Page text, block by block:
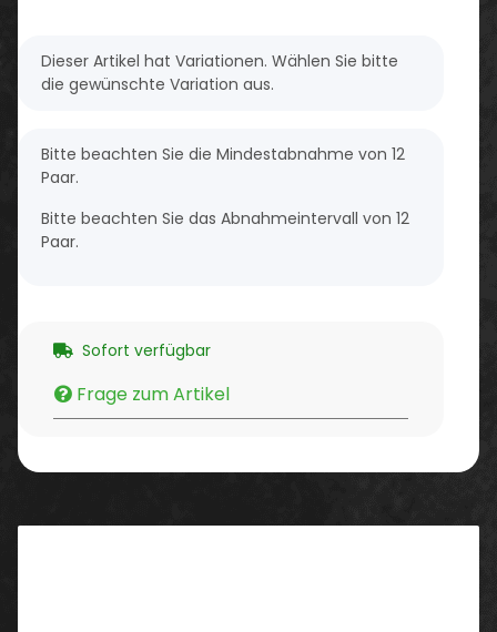
x
Dieser Artikel hat Variationen. Wählen Sie bitte
die gewünschte Variation aus.
x
Bitte beachten Sie die Mindestabnahme von 12
Paar.
Bitte beachten Sie das Abnahmeintervall von 12
Paar.
Sofort verfügbar
Frage zum Artikel